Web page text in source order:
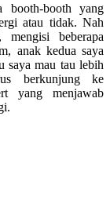
booth-booth yang
atau tidak. Nah
mengisi beberapa
anak kedua saya
saya mau tau lebih
berkunjung ke
yang menjawab